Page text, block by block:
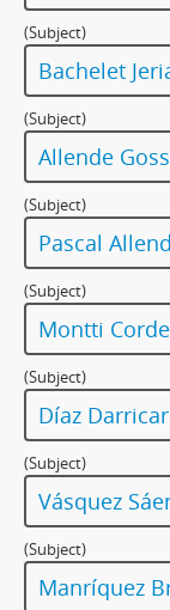
(Subject)
Bachelet
(Subject)
Allende
(Subject)
Pascal
(Subject)
Montti
(Subject)
Díaz
(Subject)
Vásquez
(Subject)
Manríquez